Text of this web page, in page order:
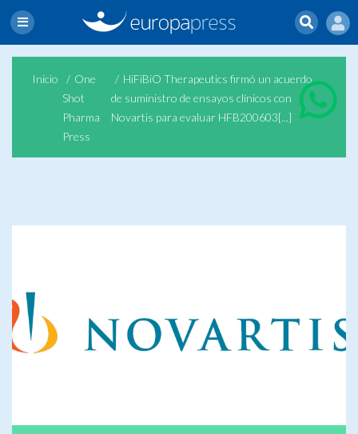
Inicio
One
Shot
Pharma
Press
HiFiBiO Therapeutics firmó un acuerdo
de suministro de ensayos clínicos con
Novartis para evaluar HFB200603[...]